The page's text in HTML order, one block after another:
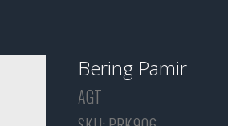
Bering Pamir
AGT